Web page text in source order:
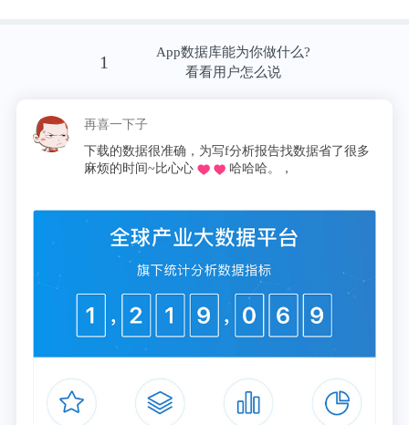
正当远程办公看上去不可避免时，2013年玛丽莎·梅
耶（Marissa Mayer）出任雅虎新CEO，一出手就停掉
她认为，员工在家办公速度和质量都不行。而且想要
成为一个雅虎，首先要在物理上团结起来。
老牌科技公司IBM、惠普也紧随其脚步，削减远程工
作项目预算。正在革新全球办公室文化的硅谷创业公
司，也用免费的饭菜、咖啡和健身房，试图把员工长
时间地留在办公室里。
至今，远程工作仍不是常规，而是例外。
中国人人都在创业的2014、2015年，“弹性工作”被当
1
App数据库能为你做什么?
看看用户怎么说
再喜一下子
下载的数据很准确，为写f分析报告找数据省了很多
麻烦的时间~比心心
哈哈哈。，